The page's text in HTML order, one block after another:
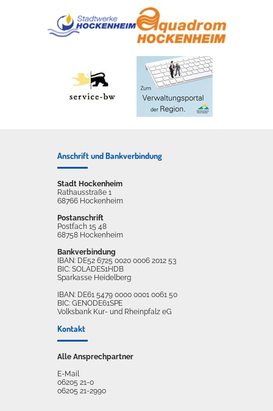
Anschrift und Bankverbindung
Stadt Hockenheim
Rathausstraße 1
68766 Hockenheim
Postanschrift
Postfach 15 48
68758 Hockenheim
Bankverbindung
IBAN: DE52 6725 0020 0006 2012 53
BIC: SOLADES1HDB
Sparkasse Heidelberg
IBAN: DE61 5479 0000 0001 0061 50
BIC: GENODE61SPE
Volksbank Kur- und Rheinpfalz eG
Kontakt
Alle Ansprechpartner
E-Mail
06205 21-0
06205 21-2990